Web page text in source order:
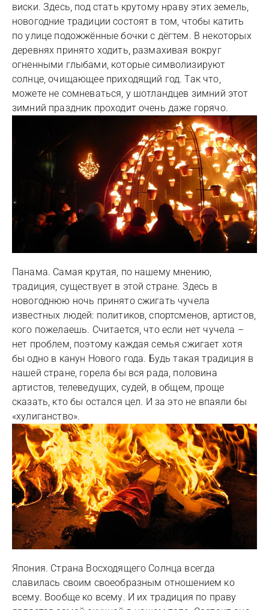
виски. Здесь, под стать крутому нраву этих земель,
новогодние традиции состоят в том, чтобы катить
по улице подожжённые бочки с дёгтем. В некоторых
деревнях принято ходить, размахивая вокруг
огненными глыбами, которые символизируют
солнце, очищающее приходящий год. Так что,
можете не сомневаться, у шотландцев зимний этот
зимний праздник проходит очень даже горячо.
Панама. Самая крутая, по нашему мнению,
традиция, существует в этой стране. Здесь в
новогоднюю ночь принято сжигать чучела
известных людей: политиков, спортсменов, артистов,
кого пожелаешь. Считается, что если нет чучела –
нет проблем, поэтому каждая семья сжигает хотя
бы одно в канун Нового года. Будь такая традиция в
нашей стране, горела бы вся рада, половина
артистов, телеведущих, судей, в общем, проще
сказать, кто бы остался цел. И за это не впаяли бы
«хулиганство».
Япония. Страна Восходящего Солнца всегда
славилась своим своеобразным отношением ко
всему. Вообще ко всему. И их традиция по праву